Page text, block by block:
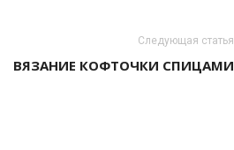
Следующая статья
ВЯЗАНИЕ КОФТОЧКИ СПИЦАМИ